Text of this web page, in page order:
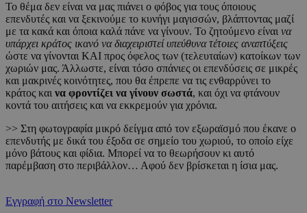
Το θέμα δεν είναι να μας πιάνει ο φόβος για τους όποιους
επενδυτές και να ξεκινούμε το κυνήγι μαγισσών, βλάπτοντας μαζί
με τα κακά και όποια καλά πάνε να γίνουν. Το ζητούμενο είναι να
υπάρχει κράτος ικανό να διαχειριστεί υπεύθυνα τέτοιες αναπτύξεις
ώστε να γίνονται ΚΑΙ προς όφελος των (τελευταίων) κατοίκων των
χωριών μας. Άλλωστε, είναι τόσο σπάνιες οι επενδύσεις σε μικρές
και μακρινές κοινότητες, που θα έπρεπε να τις ενθαρρύνει το
κράτος και να φροντίζει να γίνουν σωστά, και όχι να φτάνουν
κοντά του αιτήσεις και να εκκρεμούν για χρόνια.
>> Στη φωτογραφία μικρό δείγμα από τον εξωραϊσμό που έκανε ο
επενδυτής με δικά του έξοδα σε σημείο του χωριού, το οποίο είχε
μόνο βάτους και φίδια. Μπορεί να το θεωρήσουν κι αυτό
παρέμβαση στο περιβάλλον… Αφού δεν βρίσκεται η ίσια μας.
Εγγραφή στο Newsletter